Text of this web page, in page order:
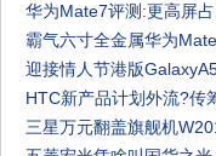
华为Mate7评测:更高屏
霸气六寸全金属华为
迎接情人节港版
HTC新产品计划外流?传
三星万元翻盖旗舰机